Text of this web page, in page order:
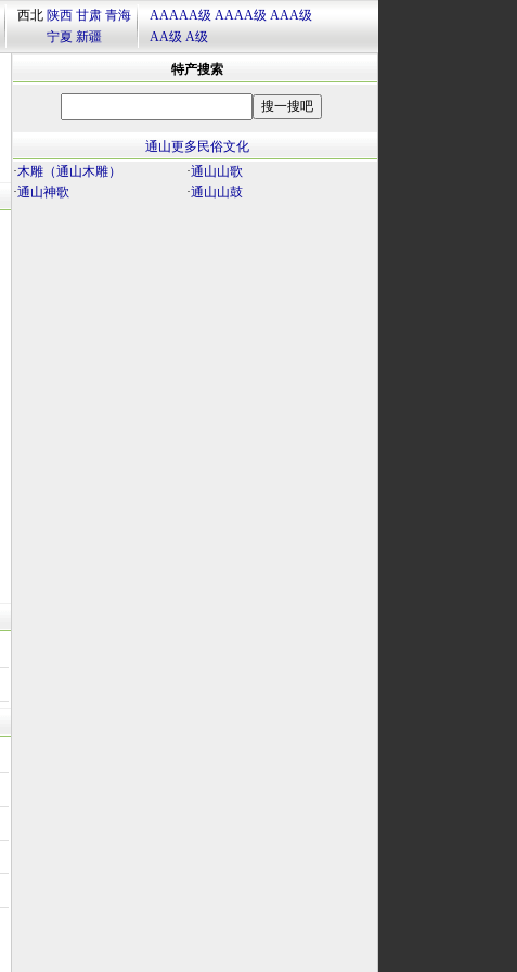
西北 陕西 甘肃 青海
宁夏 新疆
AAAAA级 AAAA级 AAA级
AA级 A级
特产搜索
通山更多民俗文化
·木雕（通山木雕） ·通山山歌
·通山神歌 ·通山山鼓